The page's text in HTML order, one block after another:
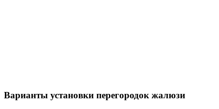
Варианты установки перегородок жалюзи